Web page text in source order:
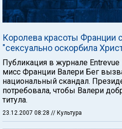
Королева красоты Франции
"сексуально оскорбила
Публикация в журнале
мисс Франции Валери Бег
национальный скандал.
потребовала, чтобы Валери
титула.
23.12.2007 08:28 // Культура